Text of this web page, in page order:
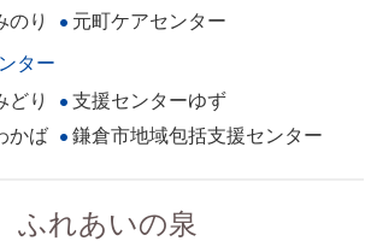
のり
元町ケアセンター
ター
どり
支援センターゆず
かば
鎌倉市地域包括支援センター
ふれあいの泉